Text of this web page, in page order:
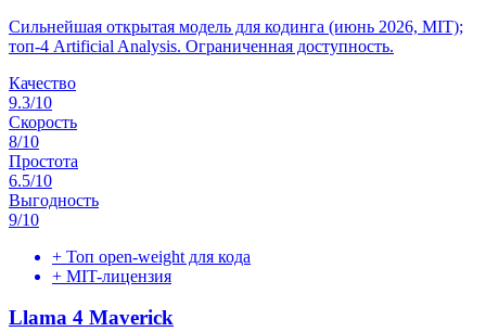
Сильнейшая открытая модель для кодинга (июнь 2026, MIT);
топ-4 Artificial Analysis. Ограниченная доступность.
Качество
9.3/10
Скорость
8/10
Простота
6.5/10
Выгодность
9/10
+ Топ open-weight для кода
+ MIT-лицензия
Llama 4 Maverick